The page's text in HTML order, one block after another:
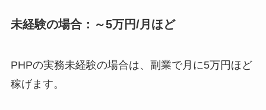
未経験の場合：～5万円/月ほど
PHPの実務未経験の場合は、副業で月に5万円ほど
稼げます。